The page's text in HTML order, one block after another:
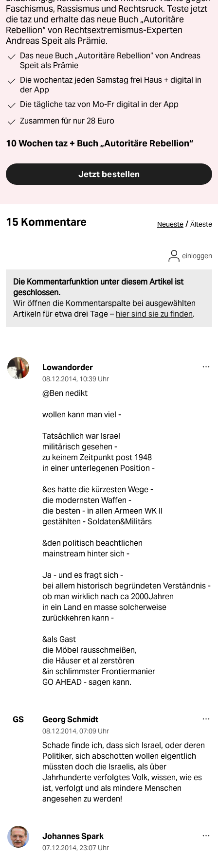
Faschismus, Rassismus und Rechtsruck. Teste jetzt
die taz und erhalte das neue Buch „Autoritäre
Rebellion“ von Rechtsextremismus-Experten
Andreas Speit als Prämie.
Das neue Buch „Autoritäre Rebellion“ von Andreas
Speit als Prämie
Die wochentaz jeden Samstag frei Haus + digital in
der App
Die tägliche taz von Mo-Fr digital in der App
Zusammen für nur 28 Euro
10 Wochen taz + Buch „Autoritäre Rebellion“
Jetzt bestellen
15 Kommentare Neueste / Älteste
Die Kommentarfunktion unter diesem Artikel ist
geschlossen.
Wir öffnen die Kommentarspalte bei ausgewählten
Artikeln für etwa drei Tage – hier sind sie zu finden.
einloggen
Lowandorder
08.12.2014, 10:39 Uhr
@Ben nedikt
wollen kann man viel -
Tatsächlich war Israel
militärisch gesehen -
zu keinem Zeitpunkt post 1948
in einer unterlegenen Position -
&es hatte die kürzesten Wege -
die modernsten Waffen -
die besten - in allen Armeen WK II
gestählten - Soldaten&Militärs
&den politisch beachtlichen
mainstream hinter sich -
Ja - und es fragt sich -
bei allem historisch begründeten Verständnis -
ob man wirklich nach ca 2000Jahren
in ein Land en masse solcherweise
zurückkehren kann -
&als Gast
die Möbel rausschmeißen,
die Häuser et al zerstören
&in schlimmster Frontiermanier
GO AHEAD - sagen kann.
GS Georg Schmidt
08.12.2014, 07:09 Uhr
Schade finde ich, dass sich Israel, oder deren
Politiker, sich abschotten wollen eigentlich
müssten doch die Israelis, als über
Jahrhunderte verfolgtes Volk, wissen, wie es
ist, verfolgt und als mindere Menschen
angesehen zu werden!
Johannes Spark
07.12.2014, 23:07 Uhr